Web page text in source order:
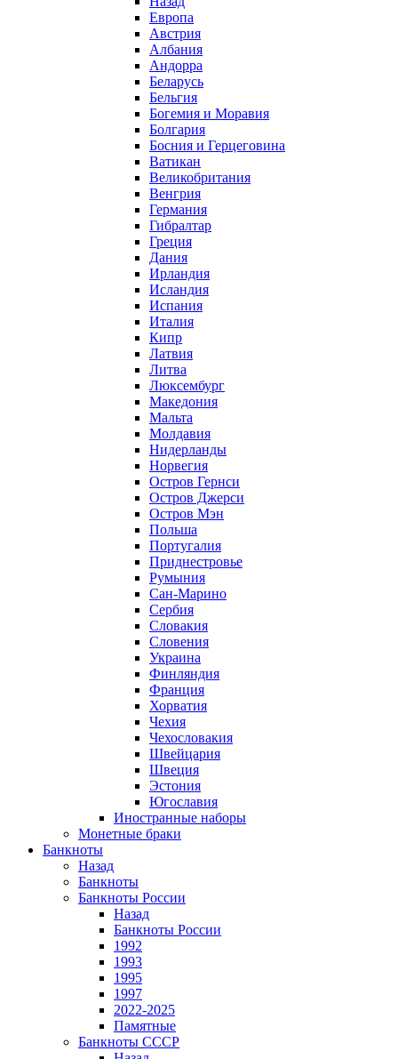
Европа
Австрия
Албания
Андорра
Беларусь
Бельгия
Богемия и Моравия
Болгария
Босния и Герцеговина
Ватикан
Великобритания
Венгрия
Германия
Гибралтар
Греция
Дания
Ирландия
Исландия
Испания
Италия
Кипр
Латвия
Литва
Люксембург
Македония
Мальта
Молдавия
Нидерланды
Норвегия
Остров Гернси
Остров Джерси
Остров Мэн
Польша
Португалия
Приднестровье
Румыния
Сан-Марино
Сербия
Словакия
Словения
Украина
Финляндия
Франция
Хорватия
Чехия
Чехословакия
Швейцария
Швеция
Эстония
Югославия
Иностранные наборы
Монетные браки
Банкноты
Назад
Банкноты
Банкноты России
Назад
Банкноты России
1992
1993
1995
1997
2022-2025
Памятные
Банкноты СССР